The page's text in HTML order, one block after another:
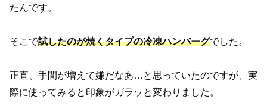
たんです。
そこで試したのが焼くタイプの冷凍ハンバーグでした。
正直、手間が増えて嫌だなあ…と思っていたのですが、実
際に使ってみると印象がガラッと変わりました。